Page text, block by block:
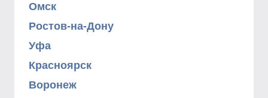
Омск
Ростов-на-Дону
Уфа
Красноярск
Воронеж